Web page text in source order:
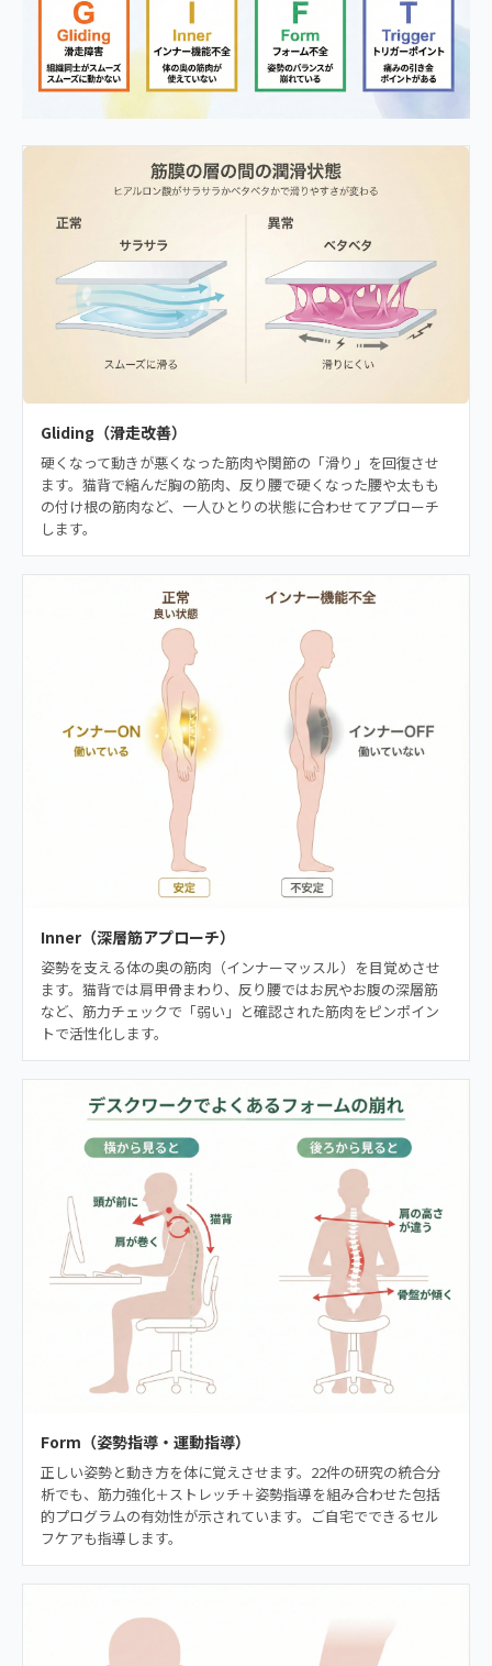
Gliding（滑走改善）
硬くなって動きが悪くなった筋肉や関節の「滑り」を回復させ
ます。猫背で縮んだ胸の筋肉、反り腰で硬くなった腰や太もも
の付け根の筋肉など、一人ひとりの状態に合わせてアプローチ
します。
Inner（深層筋アプローチ）
姿勢を支える体の奥の筋肉（インナーマッスル）を目覚めさせ
ます。猫背では肩甲骨まわり、反り腰ではお尻やお腹の深層筋
など、筋力チェックで「弱い」と確認された筋肉をピンポイン
トで活性化します。
Form（姿勢指導・運動指導）
正しい姿勢と動き方を体に覚えさせます。22件の研究の統合分
析でも、筋力強化＋ストレッチ＋姿勢指導を組み合わせた包括
的プログラムの有効性が示されています。ご自宅でできるセル
フケアも指導します。